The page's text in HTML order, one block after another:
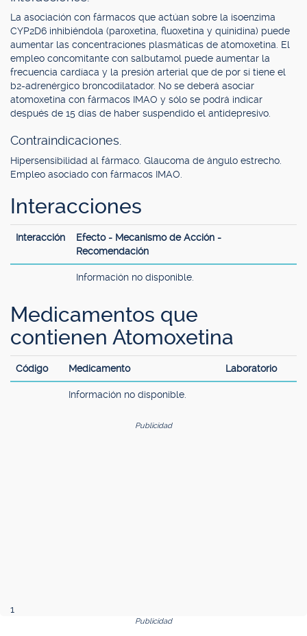
La asociación con fármacos que actúan sobre la isoenzima
CYP2D6 inhibiéndola (paroxetina, fluoxetina y quinidina) puede
aumentar las concentraciones plasmáticas de atomoxetina. El
empleo concomitante con salbutamol puede aumentar la
frecuencia cardíaca y la presión arterial que de por sí tiene el
b2-adrenérgico broncodilatador. No se deberá asociar
atomoxetina con fármacos IMAO y sólo se podrá indicar
después de 15 días de haber suspendido el antidepresivo.
Contraindicaciones.
Hipersensibilidad al fármaco. Glaucoma de ángulo estrecho.
Empleo asociado con fármacos IMAO.
Interacciones
Interacción
Efecto - Mecanismo de Acción -
Recomendación
Información no disponible.
Medicamentos que
contienen Atomoxetina
Código Medicamento Laboratorio
Información no disponible.
Publicidad
1
Publicidad